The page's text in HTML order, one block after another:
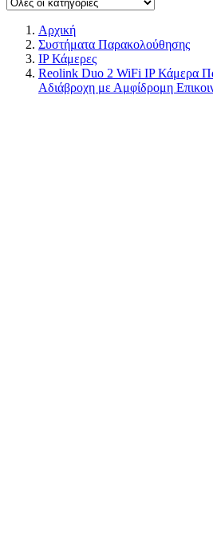
Αρχική
Συστήματα Παρακολούθησης
IP Κάμερες
Reolink Duo 2 WiFi IP Κάμερα
Αδιάβροχη με Αμφίδρομη